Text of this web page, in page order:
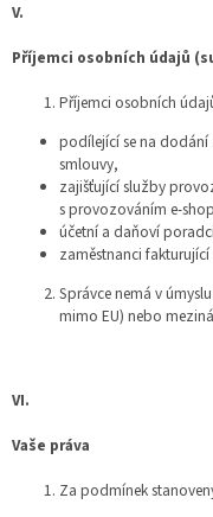
V.
Příjemci osobních údajů
Příjemci osobních
podílející se na
smlouvy,
zajišťující služby
s provozováním e-
účetní a daňoví
zaměstnanci
Správce nemá v
mimo EU) nebo
VI.
Vaše práva
Za podmínek